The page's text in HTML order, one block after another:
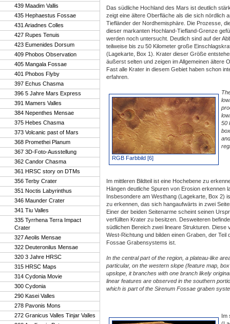
439 Maadim Vallis
435 Hephaestus Fossae
431 Ariadnes Colles
427 Rupes Tenuis
423 Eumenides Dorsum
409 Phobos Observation
405 Mangala Fossae
401 Phobos Flyby
397 Echus Chasma
396 5 Jahre Mars Express
391 Mamers Valles
384 Nepenthes Mensae
375 Hebes Chasma
373 Volcanic past of Mars
368 Promethei Planum
367 3D-Foto-Ausstellung
362 Candor Chasma
361 HRSC story on DTMs
356 Terby Crater
351 Noctis Labyrinthus
346 Maunder Crater
341 Tiu Valles
335 Tyrrhena Terra Impact
Crater
327 Aeolis Mensae
322 Deuteronilus Mensae
320 3 Jahre HRSC
315 HRSC Maps
314 Cydonia Movie
300 Cydonia
290 Kasei Valles
278 Pavonis Mons
272 Granicus Valles Tinjar Valles
Das südliche Hochland des Mars ist deutlich
zeigt eine ältere Oberfläche als die sich nördlich
Tiefländer der Nordhemisphäre. Die Prozesse,
dieser markanten Hochland-Tiefland-Grenze
werden noch untersucht. Deutlich sind auf der
teilweise bis zu 50 Kilometer große
(Lagekarte, Box 1). Krater dieser Größe
äußerst selten und zeigen im Allgemeinen ältere
Fast alle Krater in diesem Gebiet haben schon
erfahren.
RGB Farbbild [6]
50
Im mittleren Bildteil ist eine Hochebene zu
Hängen deutliche Spuren von Erosion erkennen
Insbesondere am Westhang (Lagekarte, Box 2)
zu erkennen, das sich hangaufwärts in zwei
Einer der beiden Seitenarme scheint seinen
verfüllten Krater zu besitzen. Desweiteren
südlichen Bereich zwei lineare Strukturen. Diese
West-Richtung und bilden einen Graben, der Teil
Fossae Grabensystems ist.
In the central part of the region, a plateau-like
particular, on the western slope (feature map,
upslope, it branches with one branch likely
linear features are observed in the southern
which is part of the Sirenum Fossae graben
Im